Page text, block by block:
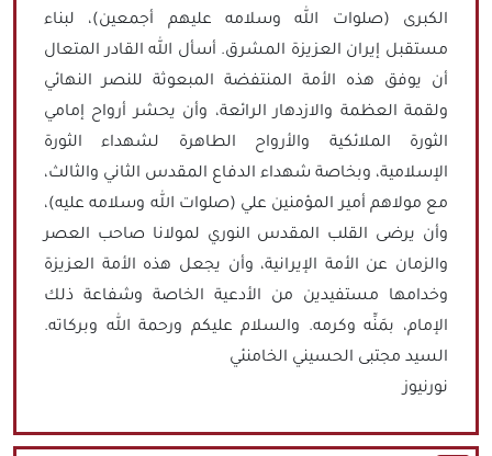
الكبرى (صلوات الله وسلامه عليهم أجمعين)، لبناء
مستقبل إيران العزيزة المشرق. أسأل الله القادر المتعال
أن يوفق هذه الأمة المنتفضة المبعوثة للنصر النهائي
ولقمة العظمة والازدهار الرائعة، وأن يحشر أرواح إمامي
الثورة الملائكية والأرواح الطاهرة لشهداء الثورة
الإسلامية، وبخاصة شهداء الدفاع المقدس الثاني والثالث،
مع مولاهم أمير المؤمنين علي (صلوات الله وسلامه عليه)،
وأن يرضى القلب المقدس النوري لمولانا صاحب العصر
والزمان عن الأمة الإيرانية، وأن يجعل هذه الأمة العزيزة
وخدامها مستفيدين من الأدعية الخاصة وشفاعة ذلك
الإمام، بمَنِّه وكرمه. والسلام عليكم ورحمة الله وبركاته.
السيد مجتبى الحسيني الخامنئي
نورنيوز